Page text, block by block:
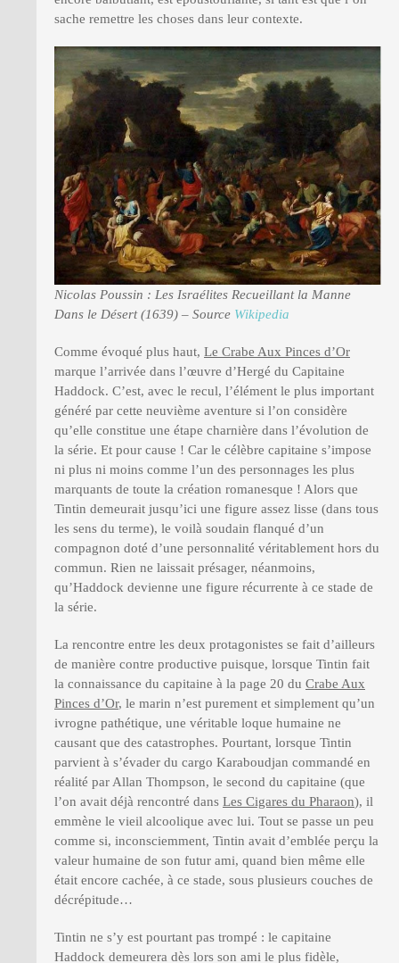
sache remettre les choses dans leur contexte.
Nicolas Poussin : Les Israélites Recueillant la Manne
Dans le Désert (1639) – Source Wikipedia
Comme évoqué plus haut, Le Crabe Aux Pinces d’Or
marque l’arrivée dans l’œuvre d’Hergé du Capitaine
Haddock. C’est, avec le recul, l’élément le plus important
généré par cette neuvième aventure si l’on considère
qu’elle constitue une étape charnière dans l’évolution de
la série. Et pour cause ! Car le célèbre capitaine s’impose
ni plus ni moins comme l’un des personnages les plus
marquants de toute la création romanesque ! Alors que
Tintin demeurait jusqu’ici une figure assez lisse (dans tous
les sens du terme), le voilà soudain flanqué d’un
compagnon doté d’une personnalité véritablement hors du
commun. Rien ne laissait présager, néanmoins,
qu’Haddock devienne une figure récurrente à ce stade de
la série.
La rencontre entre les deux protagonistes se fait d’ailleurs
de manière contre productive puisque, lorsque Tintin fait
la connaissance du capitaine à la page 20 du Crabe Aux
Pinces d’Or, le marin n’est purement et simplement qu’un
ivrogne pathétique, une véritable loque humaine ne
causant que des catastrophes. Pourtant, lorsque Tintin
parvient à s’évader du cargo Karaboudjan commandé en
réalité par Allan Thompson, le second du capitaine (que
l’on avait déjà rencontré dans Les Cigares du Pharaon), il
emmène le vieil alcoolique avec lui. Tout se passe un peu
comme si, inconsciemment, Tintin avait d’emblée perçu la
valeur humaine de son futur ami, quand bien même elle
était encore cachée, à ce stade, sous plusieurs couches de
décrépitude…
Tintin ne s’y est pourtant pas trompé : le capitaine
Haddock demeurera dès lors son ami le plus fidèle,